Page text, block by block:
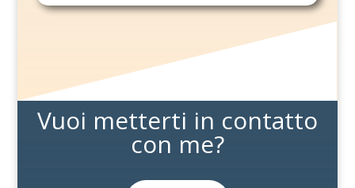
Vuoi metterti in contatto
con me?